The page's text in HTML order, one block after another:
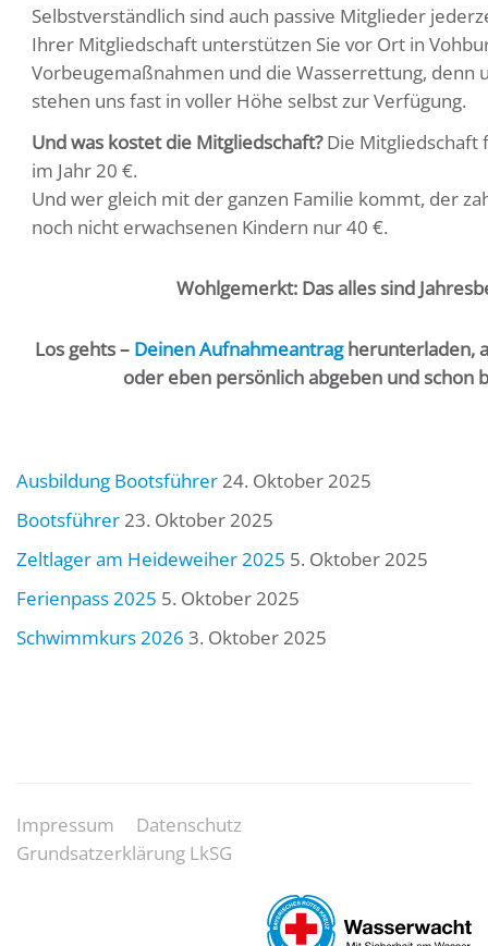
Selbstverständlich sind auch passive Mitglieder
Ihrer Mitgliedschaft unterstützen Sie vor Ort in
Vorbeugemaßnahmen und die Wasserrettung, denn
stehen uns fast in voller Höhe selbst zur Verfügung.
Und was kostet die Mitgliedschaft?Die Mitgliedschaft
im Jahr 20 €.
Und wer gleich mit der ganzen Familie kommt, der
noch nicht erwachsenen Kindern nur 40 €.
Wohlgemerkt: Das alles sind
Los gehts – Deinen Aufnahmeantragherunterladen,
oder eben persönlich abgeben und schon
Ausbildung Bootsführer24. Oktober 2025
Bootsführer23. Oktober 2025
Zeltlager am Heideweiher 2025 5. Oktober 2025
Ferienpass 2025 5. Oktober 2025
Schwimmkurs 2026 3. Oktober 2025
Impressum
Datenschutz
Grundsatzerklärung LkSG